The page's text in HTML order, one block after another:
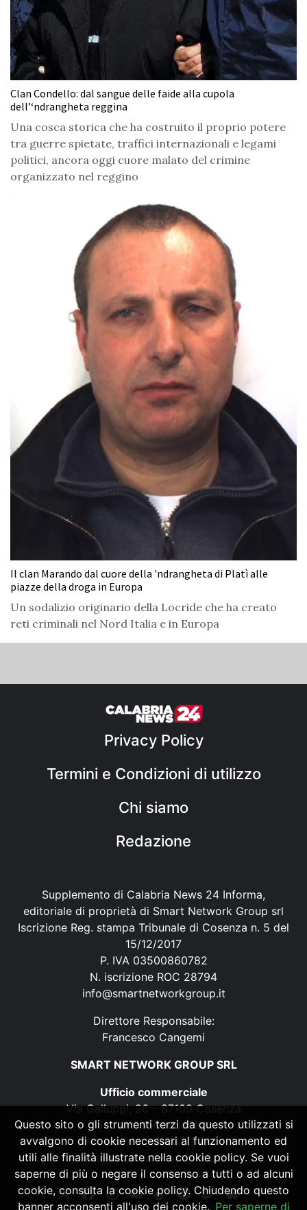
Clan Condello: dal sangue delle faide alla cupola
dell’‘ndrangheta reggina
Una cosca storica che ha costruito il proprio potere
tra guerre spietate, traffici internazionali e legami
politici, ancora oggi cuore malato del crimine
organizzato nel reggino
Il clan Marando dal cuore della 'ndrangheta di Platì alle
piazze della droga in Europa
Un sodalizio originario della Locride che ha creato
reti criminali nel Nord Italia e in Europa
Privacy Policy
Termini e Condizioni di utilizzo
Chi siamo
Redazione
Supplemento di Calabria News 24 Informa,
editoriale di proprietà di Smart Network Group srl
Iscrizione Reg. stampa Tribunale di Cosenza n. 5 del
15/12/2017
P. IVA 03500860782
N. iscrizione ROC 28794
info@smartnetworkgroup.it
Direttore Responsabile:
Francesco Cangemi
SMART NETWORK GROUP SRL
Ufficio commerciale
Via Galluppi, 26 – 87100 Cosenza
P. IVA 03500860782
N. iscrizione ROC 28794
info@smartnetworkgroup.it
Questo sito o gli strumenti terzi da questo utilizzati si
avvalgono di cookie necessari al funzionamento ed
utili alle finalità illustrate nella cookie policy. Se vuoi
saperne di più o negare il consenso a tutti o ad alcuni
cookie, consulta la cookie policy. Chiudendo questo
banner acconsenti all'uso dei cookie. Per saperne di